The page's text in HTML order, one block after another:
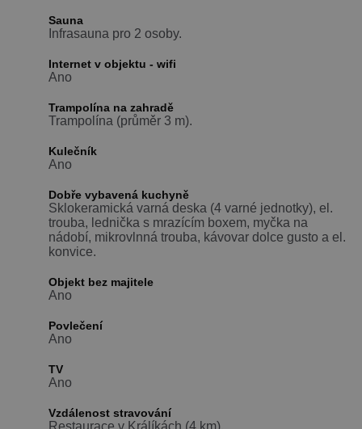
Sauna
Infrasauna pro 2 osoby.
Internet v objektu - wifi
Ano
Trampolína na zahradě
Trampolína (průměr 3 m).
Kulečník
Ano
Dobře vybavená kuchyně
Sklokeramická varná deska (4 varné jednotky), el.
trouba, lednička s mrazícím boxem, myčka na
nádobí, mikrovlnná trouba, kávovar dolce gusto a el.
konvice.
Objekt bez majitele
Ano
Povlečení
Ano
TV
Ano
Vzdálenost stravování
Restaurace v Králíkách (4 km).